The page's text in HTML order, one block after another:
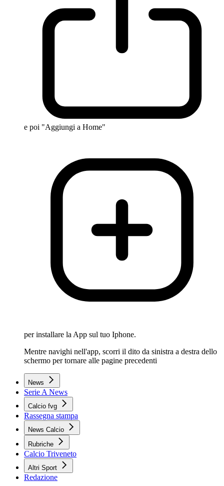
e poi "Aggiungi a Home"
per installare la App sul tuo Iphone.
Mentre navighi nell'app, scorri il dito da sinistra a destra dello
schermo per tornare alle pagine precedenti
News
Serie A News
Calcio fvg
Rassegna stampa
News Calcio
Rubriche
Calcio Triveneto
Altri Sport
Redazione